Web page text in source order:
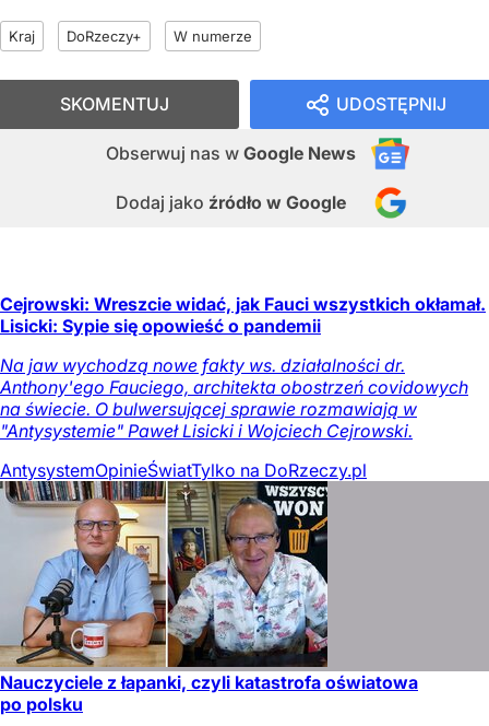
Kraj DoRzeczy+ W numerze
UDOSTĘPNIJ
Obserwuj nas w Google News
Dodaj jako źródło w Google
SKOMENTUJ
Cejrowski: Wreszcie widać, jak Fauci wszystkich okłamał.
Lisicki: Sypie się opowieść o pandemii
Na jaw wychodzą nowe fakty ws. działalności dr.
Anthony'ego Fauciego, architekta obostrzeń covidowych
na świecie. O bulwersującej sprawie rozmawiają w
"Antysystemie" Paweł Lisicki i Wojciech Cejrowski.
AntysystemOpinieŚwiatTylko na DoRzeczy.pl
Nauczyciele z łapanki, czyli katastrofa oświatowa
po polsku